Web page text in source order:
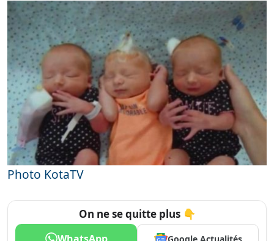
Photo KotaTV
On ne se quitte plus 👇